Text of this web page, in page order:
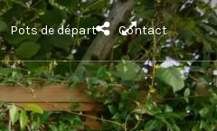
Pots de départ Contact